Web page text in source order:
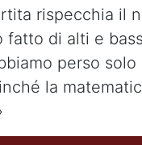
rispecchia il
fatto di alti e
perso solo
la